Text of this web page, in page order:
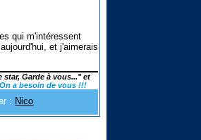
qui m'intéressent
et j'aimerais
star, Garde à vous..." et
a besoin de vous !!!
: Nico